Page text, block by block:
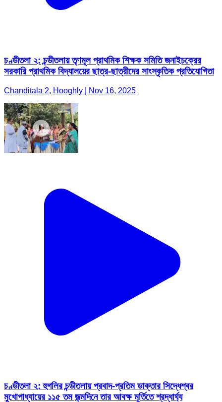
চণ্ডীতলা ২: চন্ডীতলায় তৃণমূল প্রাথমিক শিক্ষক সমিতি জনাইচক্রের
সরকারি প্রাথমিক বিদ্যালয়ের ছাত্র-ছাত্রীদের সাংস্কৃতিক প্রতিযোগিতা
Chanditala 2, Hooghly | Nov 16, 2025
চণ্ডীতলা ২: হুগলির চন্ডীতলায় প্রবাদ-প্রতিম ডাক্তার সিদ্ধেশ্বর
মুখোপাধ্যায়ের ১১৫ তম জন্মদিনে তার আবক্ষ মূর্তিতে শ্রদ্ধার্ঘ্য